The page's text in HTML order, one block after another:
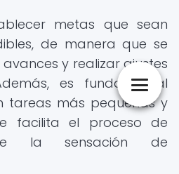
metas que sean
de manera que se
y realizar ajustes
es fundamental
tareas más pequeñas y
facilita el proceso de
la sensación de